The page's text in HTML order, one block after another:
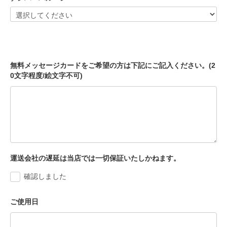
無料メッセージカードをご希望の方は下記にご記入ください。(2
0文字程度/絵文字不可)
運送会社の遅延は当店では一切保証いたしかねます。
確認しました
ご使用日